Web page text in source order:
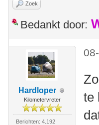
Zoek
Bedankt door:
Hardloper
Kilometervreter
Berichten: 4.192
te